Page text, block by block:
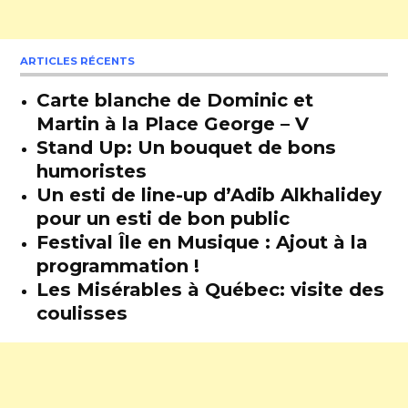
ARTICLES RÉCENTS
Carte blanche de Dominic et
Martin à la Place George – V
Stand Up: Un bouquet de bons
humoristes
Un esti de line-up d’Adib Alkhalidey
pour un esti de bon public
Festival Île en Musique : Ajout à la
programmation !
Les Misérables à Québec: visite des
coulisses